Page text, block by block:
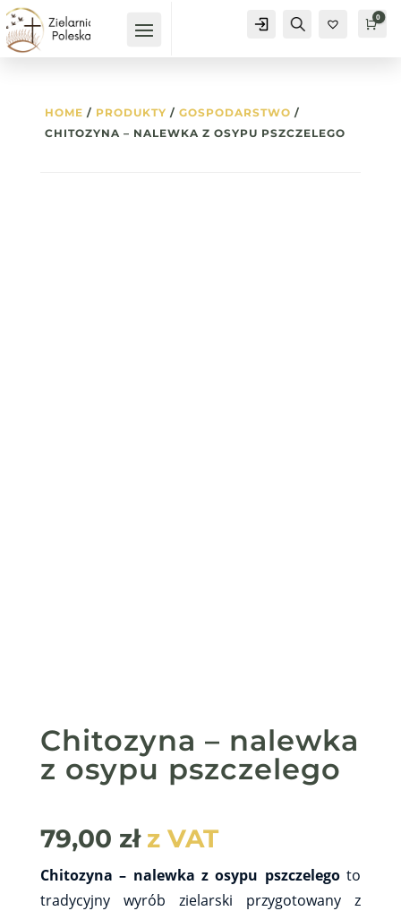
Konto Szukaj
0
HOME / PRODUKTY / GOSPODARSTWO /
CHITOZYNA – NALEWKA Z OSYPU PSZCZELEGO
Chitozyna – nalewka
z osypu pszczelego
79,00 zł z VAT
Chitozyna – nalewka z osypu pszczelegoto
tradycyjny wyrób zielarski przygotowany z